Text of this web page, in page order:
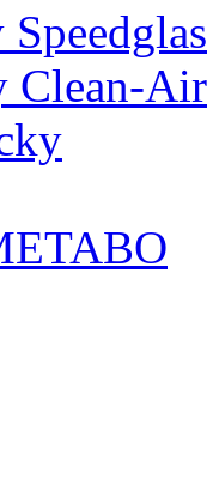
Clean-Air